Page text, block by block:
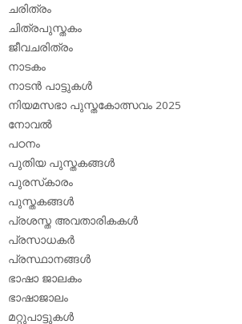
ചരിത്രം
ചിത്രപുസ്തകം
ജീവചരിത്രം
നാടകം
നാടന്‍ പാട്ടുകള്‍
നിയമസഭാ പുസ്തകോത്സവം 2025
നോവല്‍
പഠനം
പുതിയ പുസ്തകങ്ങള്‍
പുരസ്‌കാരം
പുസ്തകങ്ങള്‍
പ്രശസ്ത അവതാരികകള്‍
പ്രസാധകര്‍
പ്രസ്ഥാനങ്ങള്‍
ഭാഷാ ജാലകം
ഭാഷാജാലം
മറ്റുപാട്ടുകള്‍